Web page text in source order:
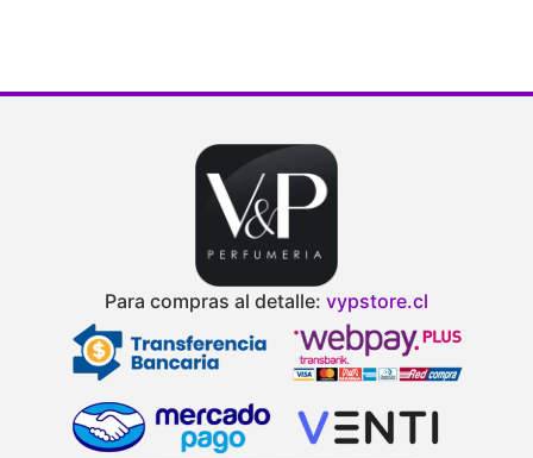
Para compras al detalle: vypstore.cl